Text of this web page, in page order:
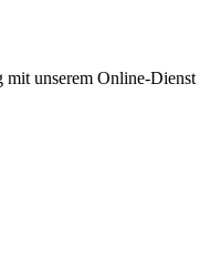
mit unserem Online-Dienst